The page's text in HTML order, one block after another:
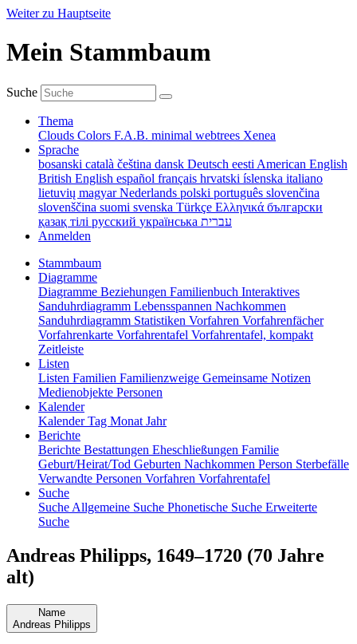
Weiter zu Hauptseite
Mein Stammbaum
Suche
Thema
Clouds Colors F.A.B. minimal webtrees Xenea
Sprache
bosanski català čeština dansk Deutsch eesti American English
British English español français hrvatski íslenska italiano
lietuvių magyarNederlands polski português slovenčina
slovenščina suomi svenska Türkçe Ελληνικά български
қазақ тілі русский українська עברית
Anmelden
Stammbaum
Diagramme
Diagramme Beziehungen Familienbuch Interaktives
Sanduhrdiagramm Lebensspannen Nachkommen
Sanduhrdiagramm Statistiken Vorfahren Vorfahrenfächer
Vorfahrenkarte Vorfahrentafel Vorfahrentafel, kompakt
Zeitleiste
Listen
Listen Familien Familienzweige Gemeinsame Notizen
Medienobjekte Personen
Kalender
KalenderTag Monat Jahr
Berichte
Berichte Bestattungen Eheschließungen Familie
Geburt/Heirat/Tod Geburten Nachkommen Person Sterbefälle
Verwandte Personen Vorfahren Vorfahrentafel
Suche
Suche Allgemeine Suche Phonetische Suche Erweiterte
Suche
Andreas Philipps, 1649–1720 (70 Jahre
alt)
Name
Andreas Philipps